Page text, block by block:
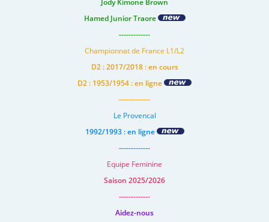
Hamed Junior Traore
-------------
Championnat de France L1/L2
D2 : 2017/2018 : en cours
D2 : 1953/1954 : en ligne
-------------
Le Provencal
1992/1993 : en ligne
-------------
Equipe Feminine
Saison 2025/2026
-------------
Aidez-nous